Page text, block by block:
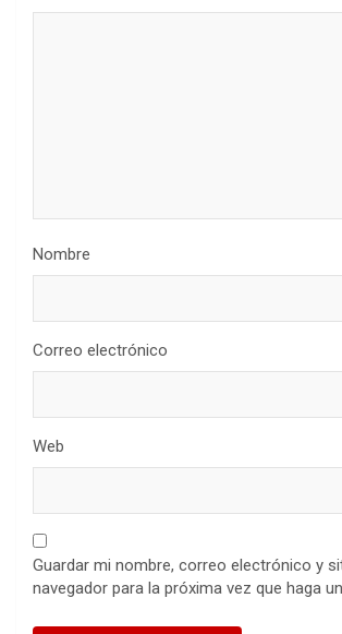
Nombre
Correo electrónico
Web
Guardar mi nombre, correo electrónico y
navegador para la próxima vez que haga